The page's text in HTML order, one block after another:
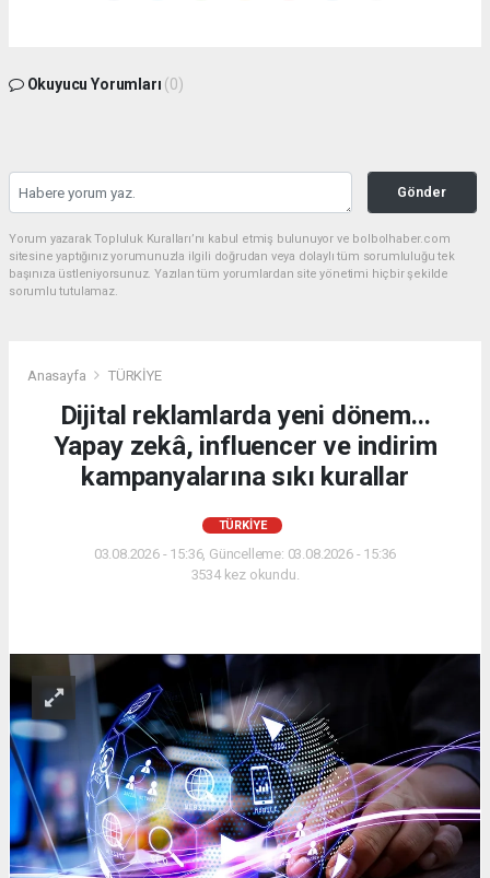
Okuyucu Yorumları (0)
Gönder
Yorum yazarak Topluluk Kuralları’nı kabul etmiş bulunuyor ve bolbolhaber.com
sitesine yaptığınız yorumunuzla ilgili doğrudan veya dolaylı tüm sorumluluğu tek
başınıza üstleniyorsunuz. Yazılan tüm yorumlardan site yönetimi hiçbir şekilde
sorumlu tutulamaz.
Anasayfa TÜRKİYE
Dijital reklamlarda yeni dönem...
Yapay zekâ, influencer ve indirim
kampanyalarına sıkı kurallar
TÜRKİYE
03.08.2026 - 15:36, Güncelleme: 03.08.2026 - 15:36
3534 kez okundu.